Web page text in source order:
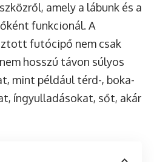
amely a lábunk és a
funkcionál. A
futócipő nem csak
hosszú távon súlyos
mint például térd-, boka-
íngyulladásokat, sőt, akár